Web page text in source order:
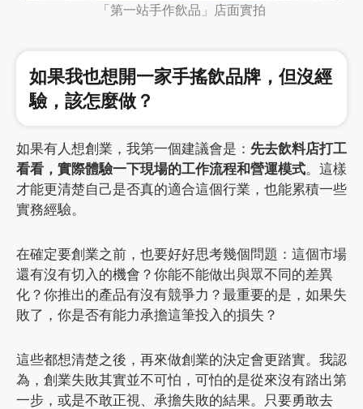
「第一站手作飲品」店面實拍
如果我也想開一家手搖飲品牌，但沒經
驗，該怎麼做？
如果有人想創業，我第一個建議會是： 先去飲料店打工
看看，實際體驗一下現場的工作流程和營運模式。這樣
才能更清楚自己是否真的適合這個行業，也能累積一些
實務經驗。
在確定要創業之前，也要好好思考幾個問題：這個市場
還有沒有切入的機會？你能不能做出與眾不同的差異
化？你推出的產品有沒有競爭力？最重要的是，如果失
敗了，你是否有能力承擔這筆投入的損失？
這些都想清楚之後，再來做創業的決定會更踏實。我認
為，創業失敗其實並不可怕，可怕的是從來沒有踏出第
一步，或是不敢正視、承擔失敗的結果。只要勇敢去